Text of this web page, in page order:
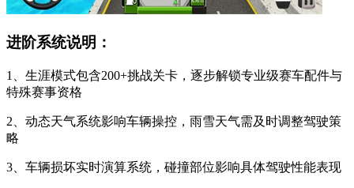
进阶系统说明：
1、生涯模式包含200+挑战关卡，逐步解锁专业级赛车配件与
特殊赛事资格
2、动态天气系统影响车辆操控，雨雪天气需及时调整驾驶策
略
3、车辆损坏实时演算系统，碰撞部位影响具体驾驶性能表现